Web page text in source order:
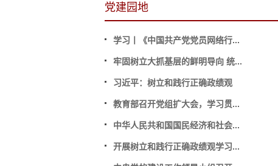
党建园地
学习丨《中国共产党党员网络行...
牢固树立大抓基层的鲜明导向 统...
习近平：树立和践行正确政绩观
教育部召开党组扩大会，学习贯...
中华人民共和国国民经济和社会...
开展树立和践行正确政绩观学习...